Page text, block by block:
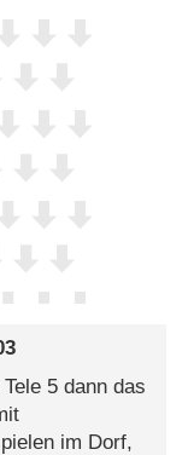
5 dann das
im Dorf,